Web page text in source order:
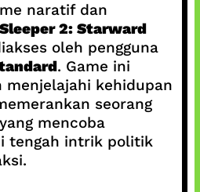
naratif dan
2: Starward
oleh pengguna
. Game ini
menjelajahi kehidupan
seorang
mencoba
tengah intrik politik